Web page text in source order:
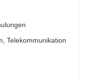
Telekommunikation